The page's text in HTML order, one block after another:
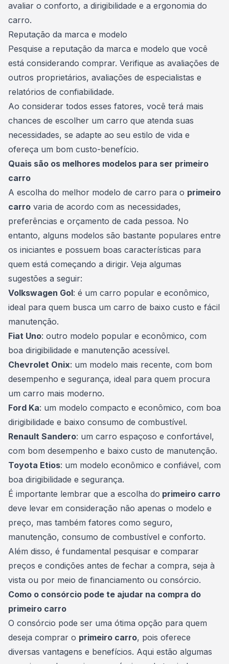
avaliar o conforto, a dirigibilidade e a ergonomia do
carro.
Reputação da marca e modelo
Pesquise a reputação da marca e modelo que você
está considerando comprar. Verifique as avaliações de
outros proprietários, avaliações de especialistas e
relatórios de confiabilidade.
Ao considerar todos esses fatores, você terá mais
chances de escolher um carro que atenda suas
necessidades, se adapte ao seu estilo de vida e
ofereça um bom custo-benefício.
Quais são os melhores modelos para ser primeiro
carro
A escolha do melhor modelo de carro para o primeiro
carro varia de acordo com as necessidades,
preferências e orçamento de cada pessoa. No
entanto, alguns modelos são bastante populares entre
os iniciantes e possuem boas características para
quem está começando a dirigir. Veja algumas
sugestões a seguir:
Volkswagen Gol: é um carro popular e econômico,
ideal para quem busca um carro de baixo custo e fácil
manutenção.
Fiat Uno: outro modelo popular e econômico, com
boa dirigibilidade e manutenção acessível.
Chevrolet Onix: um modelo mais recente, com bom
desempenho e segurança, ideal para quem procura
um carro mais moderno.
Ford Ka: um modelo compacto e econômico, com boa
dirigibilidade e baixo consumo de combustível.
Renault Sandero: um carro espaçoso e confortável,
com bom desempenho e baixo custo de manutenção.
Toyota Etios: um modelo econômico e confiável, com
boa dirigibilidade e segurança.
É importante lembrar que a escolha do primeiro carro
deve levar em consideração não apenas o modelo e
preço, mas também fatores como seguro,
manutenção, consumo de combustível e conforto.
Além disso, é fundamental pesquisar e comparar
preços e condições antes de fechar a compra, seja à
vista ou por meio de financiamento ou consórcio.
Como o consórcio pode te ajudar na compra do
primeiro carro
O consórcio pode ser uma ótima opção para quem
deseja comprar o primeiro carro, pois oferece
diversas vantagens e benefícios. Aqui estão algumas